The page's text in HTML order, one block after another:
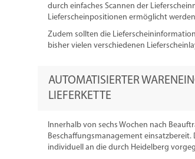
durch einfaches Scannen der
Lieferscheinpositionen ermöglicht
Zudem sollten die
bisher vielen verschiedenen
AUTOMATISIERTER
LIEFERKETTE
Innerhalb von sechs Wochen nach
Beschaffungsmanagement einsatzbereit.
individuell an die durch Heidelberg